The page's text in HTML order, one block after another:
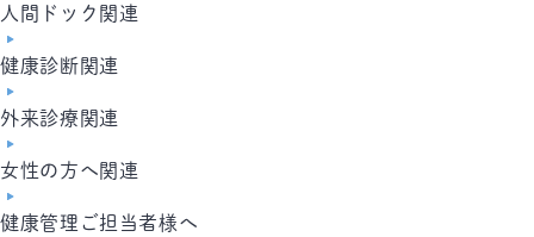
人間ドック関連
健康診断関連
外来診療関連
女性の方へ関連
健康管理ご担当者様へ